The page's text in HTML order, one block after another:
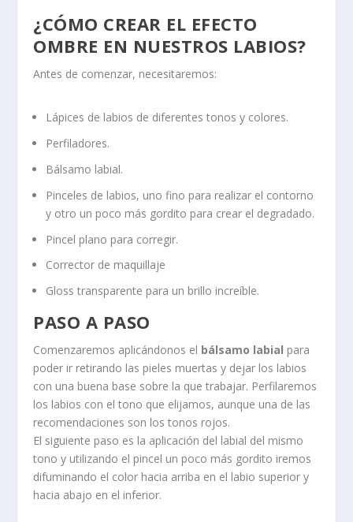
¿CÓMO CREAR EL EFECTO
OMBRE EN NUESTROS LABIOS?
Antes de comenzar, necesitaremos:
Lápices de labios de diferentes tonos y colores.
Perfiladores.
Bálsamo labial.
Pinceles de labios, uno fino para realizar el contorno
y otro un poco más gordito para crear el degradado.
Pincel plano para corregir.
Corrector de maquillaje
Gloss transparente para un brillo increíble.
PASO A PASO
Comenzaremos aplicándonos el bálsamo labial para
poder ir retirando las pieles muertas y dejar los labios
con una buena base sobre la que trabajar. Perfilaremos
los labios con el tono que elijamos, aunque una de las
recomendaciones son los tonos rojos.
El siguiente paso es la aplicación del labial del mismo
tono y utilizando el pincel un poco más gordito iremos
difuminando el color hacia arriba en el labio superior y
hacia abajo en el inferior.